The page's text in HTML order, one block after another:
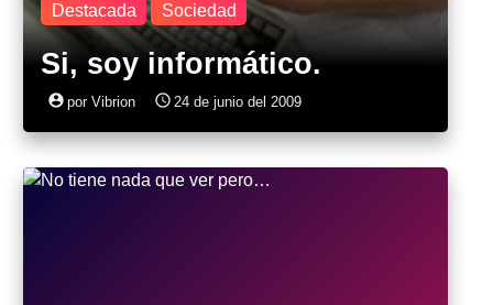
Destacada Sociedad
Si, soy informático.
account_circle por Vibrion access_time 24 de junio del 2009